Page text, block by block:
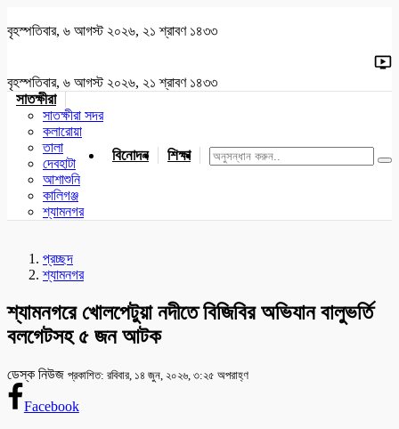
বৃহস্পতিবার, ৬ আগস্ট ২০২৬, ২১ শ্রাবণ ১৪৩৩
বৃহস্পতিবার, ৬ আগস্ট ২০২৬, ২১ শ্রাবণ ১৪৩৩
সাতক্ষীরা
সাতক্ষীরা সদর
কলারোয়া
তালা
দেবহাটা
আশাশুনি
কালিগঞ্জ
শ্যামনগর
বিনোদন শিক্ষা খেলাধুলা জাতীয় যশোর
প্রচ্ছদ
শ্যামনগর
শ্যামনগরে খোলপেটুয়া নদীতে বিজিবির অভিযান বালুভর্তি
বলগেটসহ ৫ জন আটক
ডেস্ক নিউজ প্রকাশিত: রবিবার, ১৪ জুন, ২০২৬, ৩:২৫ অপরাহ্ণ
Facebook